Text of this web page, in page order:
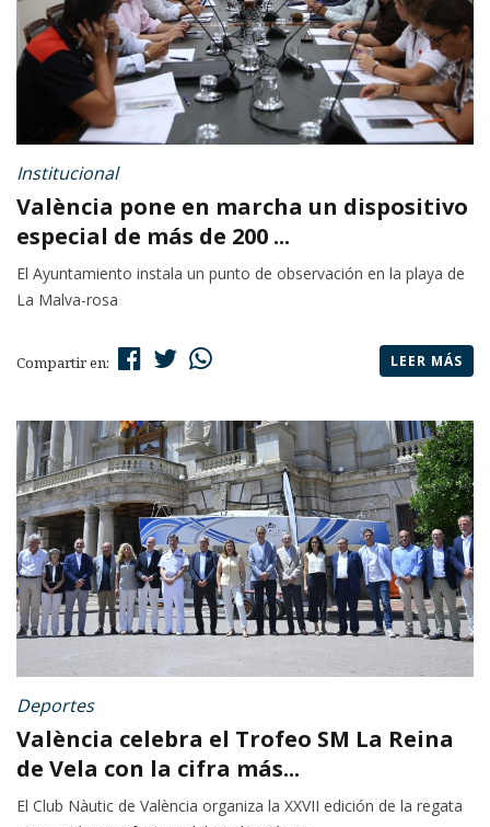
Institucional
València pone en marcha un dispositivo
especial de más de 200 ...
El Ayuntamiento instala un punto de observación en la playa de
La Malva-rosa
Compartir en: LEER MÁS
Deportes
València celebra el Trofeo SM La Reina
de Vela con la cifra más...
El Club Nàutic de València organiza la XXVII edición de la regata